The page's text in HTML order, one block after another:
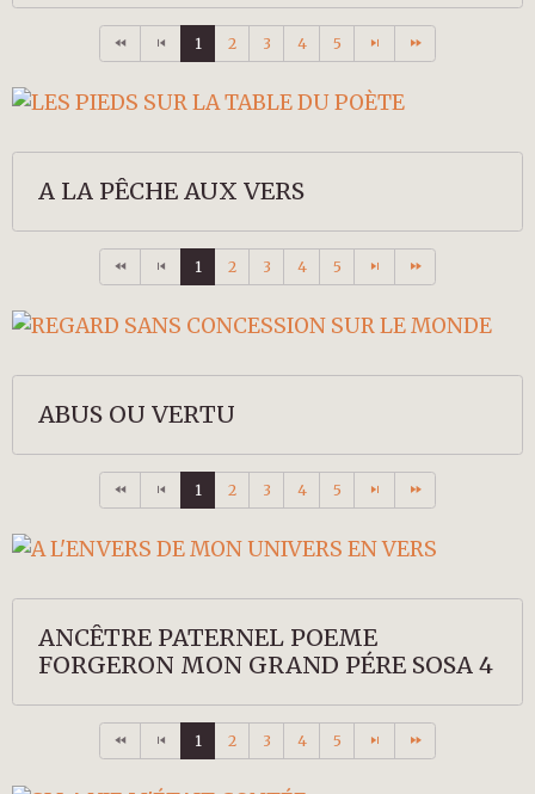
1 2 3 4 5
A LA PÊCHE AUX VERS
1 2 3 4 5
ABUS OU VERTU
1 2 3 4 5
ANCÊTRE PATERNEL POEME
FORGERON MON GRAND PÉRE SOSA 4
1 2 3 4 5